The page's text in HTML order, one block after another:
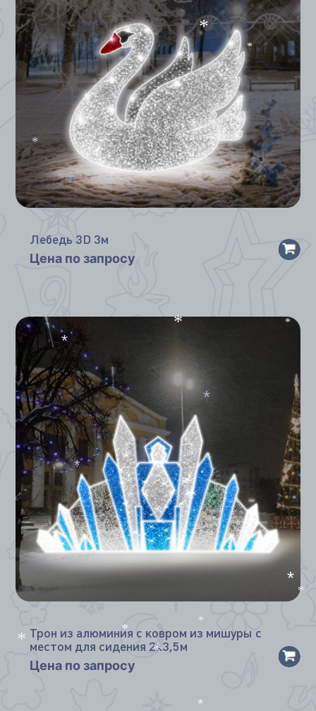
Лебедь 3D 3м
Цена по запросу
Трон из алюминия с ковром из мишуры с
местом для сидения 2х3,5м
Цена по запросу
*
*
*
*
*
*
*
*
*
*